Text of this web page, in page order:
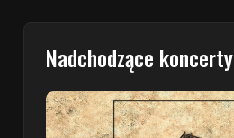
Nadchodzące koncerty